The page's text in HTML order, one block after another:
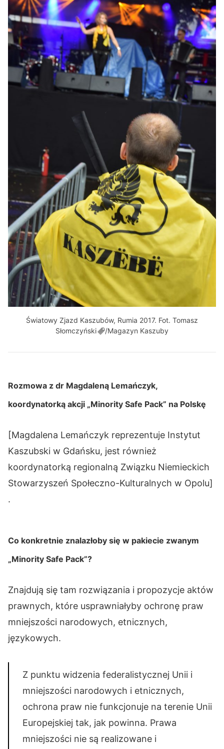
Światowy Zjazd Kaszubów, Rumia 2017. Fot. Tomasz
Słomczyński
/Magazyn Kaszuby
Rozmowa z dr Magdaleną Lemańczyk,
koordynatorką akcji „Minority Safe Pack” na Polskę
[Magdalena Lemańczyk reprezentuje Instytut
Kaszubski w Gdańsku, jest również
koordynatorką regionalną Związku Niemieckich
Stowarzyszeń Społeczno-Kulturalnych w Opolu]
.
Co konkretnie znalazłoby się w pakiecie zwanym
„Minority Safe Pack”?
Znajdują się tam rozwiązania i propozycje aktów
prawnych, które usprawniałyby ochronę praw
mniejszości narodowych, etnicznych,
językowych.
Z punktu widzenia federalistycznej Unii i
mniejszości narodowych i etnicznych,
ochrona praw nie funkcjonuje na terenie Unii
Europejskiej tak, jak powinna. Prawa
mniejszości nie są realizowane i